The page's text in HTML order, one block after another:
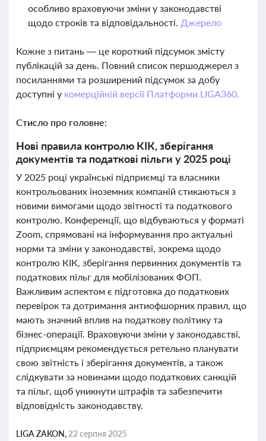
особливо враховуючи зміни у законодавстві
щодо строків та відповідальності. Джерело
Кожне з питань — це короткий підсумок змісту
публікацій за день. Повний список першоджерел з
посиланнями та розширений підсумок за добу
доступні у комерційній версії Платформи LIGA360.
Стисло про головне:
Нові правила контролю КІК, зберігання
документів та податкові пільги у 2025 році
У 2025 році українські підприємці та власники
контрольованих іноземних компаній стикаються з
новими вимогами щодо звітності та податкового
контролю. Конференції, що відбуваються у форматі
Zoom, спрямовані на інформування про актуальні
норми та зміни у законодавстві, зокрема щодо
контролю КІК, зберігання первинних документів та
податкових пільг для мобілізованих ФОП.
Важливим аспектом є підготовка до податкових
перевірок та дотримання антиофшорних правил, що
мають значний вплив на податкову політику та
бізнес-операції. Враховуючи зміни у законодавстві,
підприємцям рекомендується ретельно планувати
свою звітність і зберігання документів, а також
слідкувати за новинами щодо податкових санкцій
та пільг, щоб уникнути штрафів та забезпечити
відповідність законодавству.
LIGA ZAKON, 22 серпня 2025